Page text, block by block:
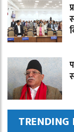
TRENDING